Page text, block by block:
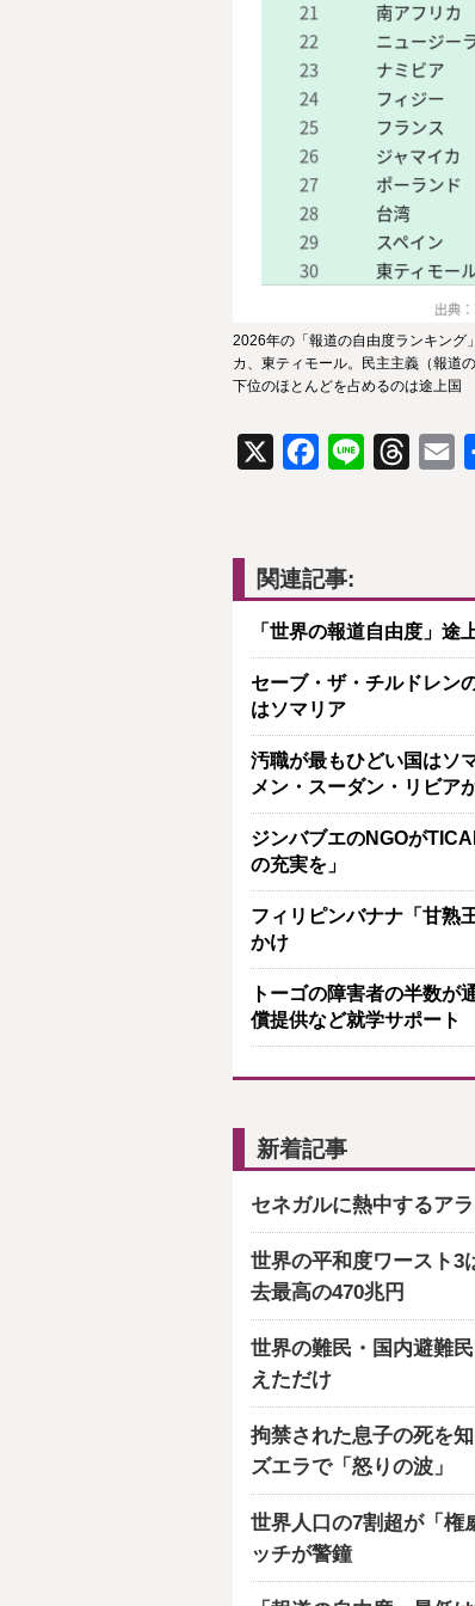
2026年の「報道の自由度ランキング
カ、東ティモール。民主主義（報道
下位のほとんどを占めるのは途上国
Facebook
Line
関連記事:
「世界の報道自由度」
セーブ・ザ・チルドレン
はソマリア
汚職が最もひどい国はソ
メン・スーダン・リビア
ジンバブエのNGOが
の充実を」
フィリピンバナナ「甘熟
かけ
トーゴの障害者の半数が
償提供など就学サポート
新着記事
セネガルに熱中するア
世界の平和度ワースト3
去最高の470兆円
世界の難民・国内避難
えただけ
拘禁された息子の死を
ズエラで「怒りの波」
世界人口の7割超が「権
ッチが警鐘